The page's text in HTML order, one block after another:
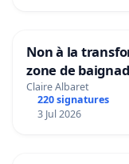
Non à la
zone de
Claire Albaret
220 signatures
3 Jul 2026